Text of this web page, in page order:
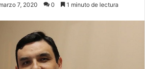
7, 2020 0 1 minuto de lectura